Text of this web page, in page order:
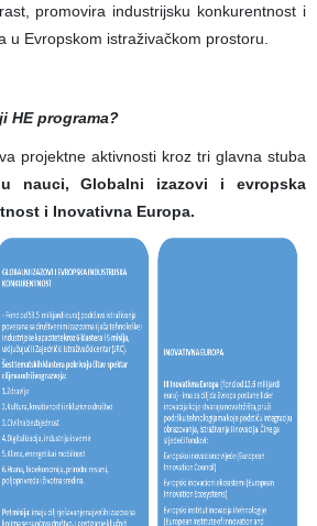
promovira industrijsku konkurentnost i
u Evropskom istraživačkom prostoru.
HE programa?
projektne aktivnosti kroz tri glavna stuba
nauci, Globalni izazovi i evropska
i Inovativna Europa.